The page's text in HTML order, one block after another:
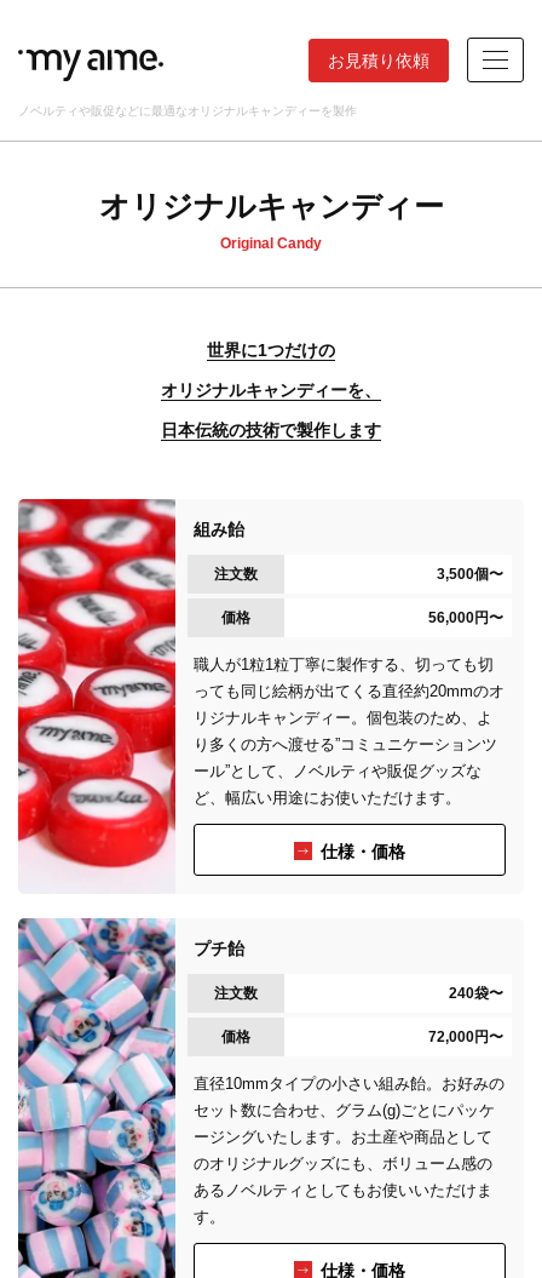
ノベルティや販促などに最適なオリジナルキャンディーを製作
お見積り依頼
オリジナルキャンディー
Original Candy
世界に1つだけの
オリジナルキャンディーを、
日本伝統の技術で製作します
組み飴
注文数 3,500個〜
価格 56,000円〜
職人が1粒1粒丁寧に製作する、切っても切
っても同じ絵柄が出てくる直径約20mmのオ
リジナルキャンディー。個包装のため、よ
り多くの方へ渡せる”コミュニケーションツ
ール”として、ノベルティや販促グッズな
ど、幅広い用途にお使いただけます。
仕様・価格
プチ飴
注文数 240袋〜
価格 72,000円〜
直径10mmタイプの小さい組み飴。お好みの
セット数に合わせ、グラム(g)ごとにパッケ
ージングいたします。お土産や商品として
のオリジナルグッズにも、ボリューム感の
あるノベルティとしてもお使いいただけま
す。
仕様・価格